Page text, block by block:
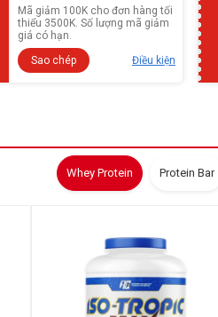
Mã giảm 100K cho đơn hàng tối
thiểu 3500K. Số lượng mã giảm
giá có hạn.
Sao chép
Điều kiện
Whey Protein Protein Bar